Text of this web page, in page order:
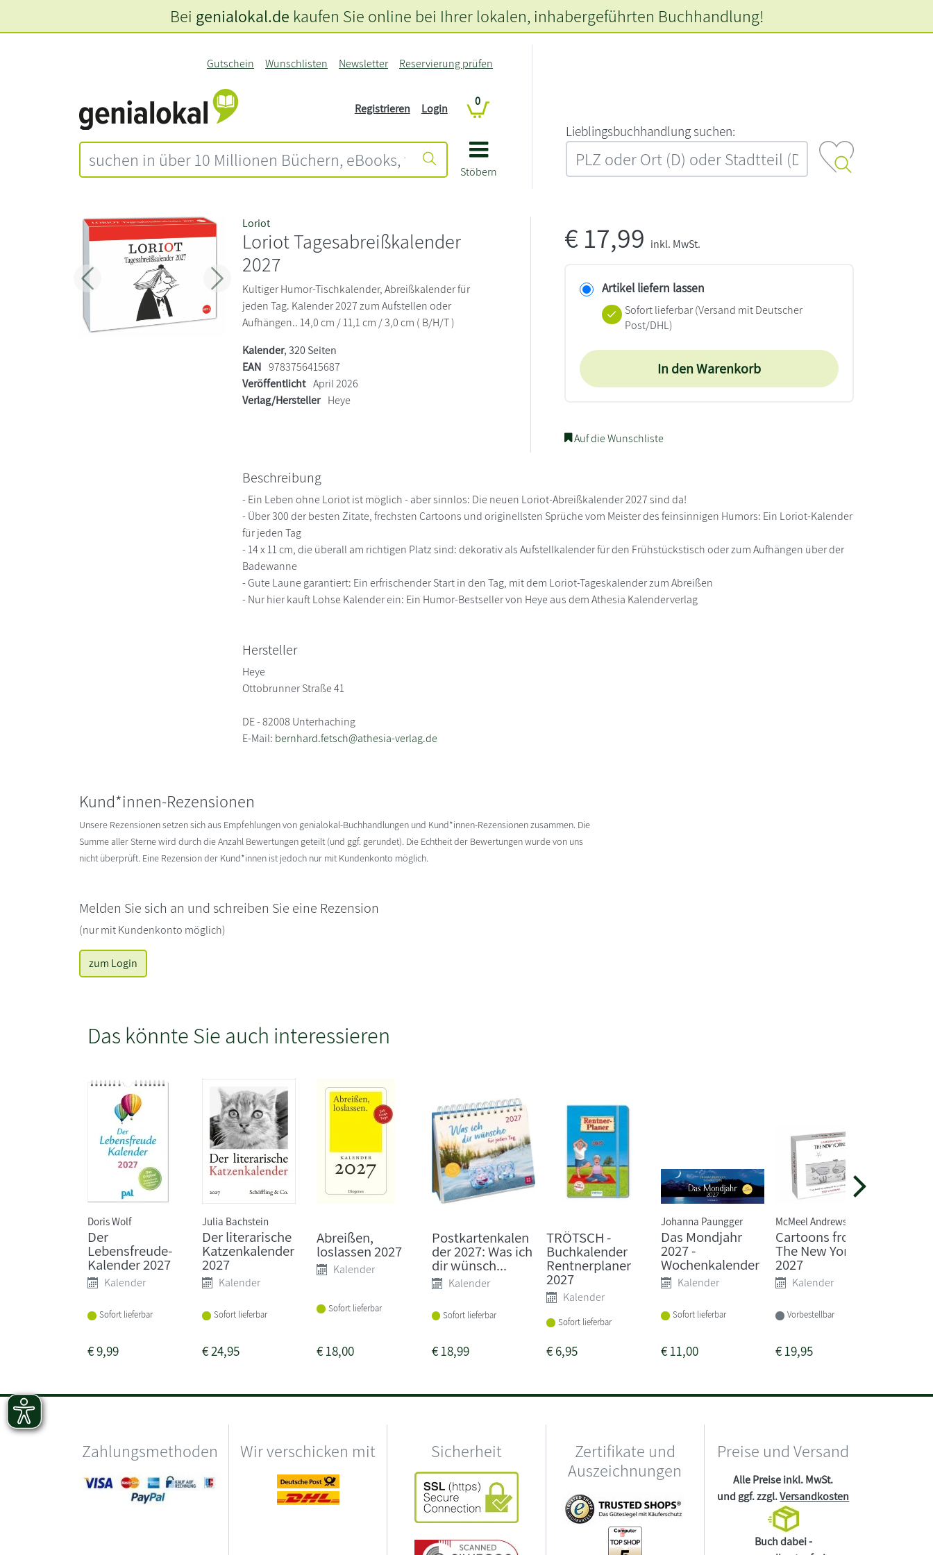
Stöbern
Gutschein Wunschlisten Newsletter Reservierung prüfen
Registrieren Login
0
L‍i‍e‍b‍l‍i‍n‍g‍s‍b‍u‍c‍h‍h‍a‍n‍d‍l‍u‍n‍g‍ ‍s‍u‍c‍h‍e‍n‍:‍
Bei genialokal.de kaufen Sie online bei Ihrer lokalen, inhabergeführten Buchhandlung!
Zurück Weiter
Loriot
Loriot Tagesabreißkalender
2027
Kultiger Humor-Tischkalender, Abreißkalender für
jeden Tag. Kalender 2027 zum Aufstellen oder
Aufhängen.. 14,0 cm / 11,1 cm / 3,0 cm ( B/H/T )
Kalender, 320 Seiten
EAN 9783756415687
Veröffentlicht April 2026
Verlag/Hersteller Heye
€17,99 inkl. MwSt.
Artikel liefern lassen
Sofort lieferbar(Versand mit Deutscher
Post/DHL)
In den Warenkorb
Auf die Wunschliste
Beschreibung
- Ein Leben ohne Loriot ist möglich - aber sinnlos: Die neuen Loriot-Abreißkalender 2027 sind da!
- Über 300 der besten Zitate, frechsten Cartoons und originellsten Sprüche vom Meister des feinsinnigen Humors: Ein Loriot-Kalender
für jeden Tag
- 14 x 11 cm, die überall am richtigen Platz sind: dekorativ als Aufstellkalender für den Frühstückstisch oder zum Aufhängen über der
Badewanne
- Gute Laune garantiert: Ein erfrischender Start in den Tag, mit dem Loriot-Tageskalender zum Abreißen
- Nur hier kauft Lohse Kalender ein: Ein Humor-Bestseller von Heye aus dem Athesia Kalenderverlag
Hersteller
Heye
Ottobrunner Straße 41
DE - 82008 Unterhaching
E-Mail: bernhard.fetsch@athesia-verlag.de
Kund*innen-Rezensionen
Unsere Rezensionen setzen sich aus Empfehlungen von genialokal-Buchhandlungen und Kund*innen-Rezensionen zusammen. Die
Summe aller Sterne wird durch die Anzahl Bewertungen geteilt (und ggf. gerundet). Die Echtheit der Bewertungen wurde von uns
nicht überprüft. Eine Rezension der Kund*innen ist jedoch nur mit Kundenkonto möglich.
Melden Sie sich an und schreiben Sie eine Rezension
(nur mit Kundenkonto möglich)
zum Login
Das könnte Sie auch interessieren
Doris Wolf
Der
Lebensfreude-
Kalender 2027
Kalender
Sofort lieferbar
€9,99
Julia Bachstein
Der literarische
Katzenkalender
2027
Kalender
Sofort lieferbar
€24,95
Abreißen,
loslassen 2027
Kalender
Sofort lieferbar
€18,00
Postkartenkalen
der 2027: Was ich
dir wünsch...
Kalender
Sofort lieferbar
€18,99
TRÖTSCH -
Buchkalender
Rentnerplaner
2027
Kalender
Sofort lieferbar
€6,95
Johanna Paungger
Das Mondjahr
2027 -
Wochenkalender
Kalender
Sofort lieferbar
€11,00
McMeel Andrews
Cartoons from
The New Yorker
2027
Kalender
Vorbestellbar
€19,95
Zahlungsmethoden Wir verschicken mit Sicherheit
Zertifikate und
Auszeichnungen
Preise und Versand
Alle Preise inkl. MwSt.
und ggf. zzgl.Versandkosten
Buch dabei -